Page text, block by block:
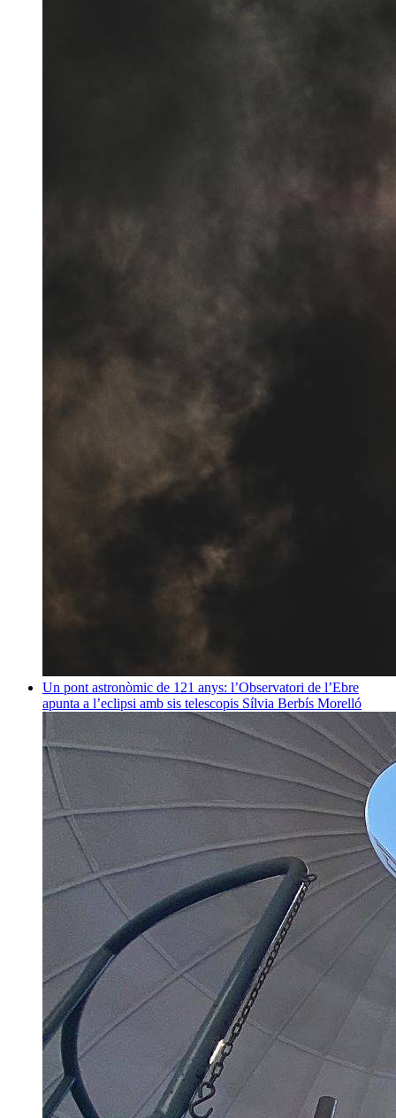
Un pont astronòmic de 121 anys: l’Observatori de l’Ebre
apunta a l’eclipsi amb sis telescopis Sílvia Berbís Morelló